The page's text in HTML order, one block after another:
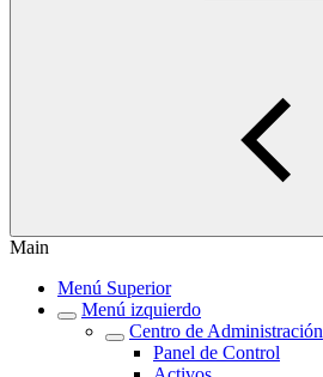
Main
Menú Superior
Menú izquierdo
Centro de Administración
Panel de Control